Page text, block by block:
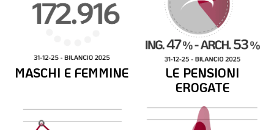
MASCHI E FEMMINE
LE PENSIONI
EROGATE